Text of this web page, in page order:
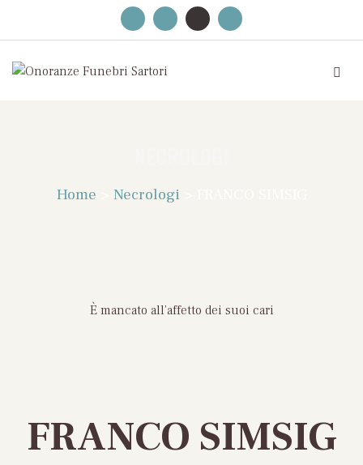
Home Necrologi>
È mancato all’affetto dei suoi cari
FRANCO SIMSIG